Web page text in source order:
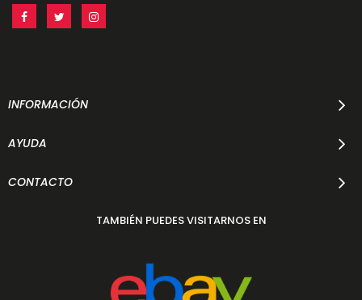
INFORMACIÓN
AYUDA
CONTACTO
TAMBIÉN PUEDES VISITARNOS EN